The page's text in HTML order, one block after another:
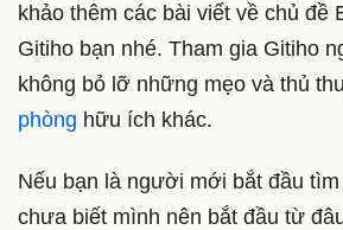
khảo thêm các bài viết về chủ đề
Gitiho bạn nhé. Tham gia Gitiho
không bỏ lỡ những mẹo và thủ
phòng hữu ích khác.
Nếu bạn là người mới bắt đầu
chưa biết mình nên bắt đầu từ